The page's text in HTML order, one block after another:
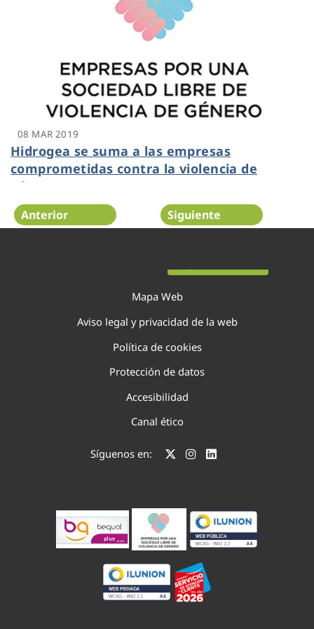
08 MAR 2019
Hidrogea se suma a las empresas
comprometidas contra la violencia de
género
Anterior Siguiente
Mapa Web
Aviso legal y privacidad de la web
Política de cookies
Protección de datos
Accesibilidad
Canal ético
Síguenos en: